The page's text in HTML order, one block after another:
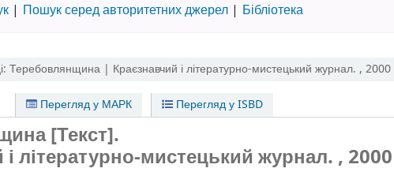
Пошук серед авторитетних джерел Бібліотека
Теребовлянщина | Краєзнавчий і літературно-мистецький журнал. , 2000
Перегляд у МАРК Перегляд у ISBD
[Текст].
літературно-мистецький журнал. ,